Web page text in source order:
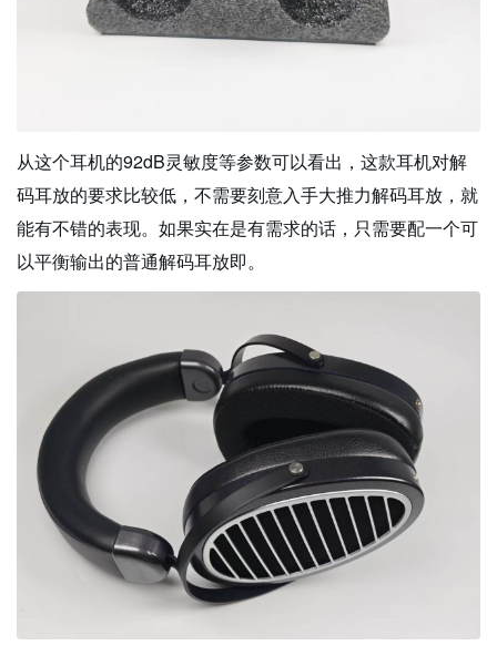
从这个耳机的92dB灵敏度等参数可以看出，这款耳机对解
码耳放的要求比较低，不需要刻意入手大推力解码耳放，就
能有不错的表现。如果实在是有需求的话，只需要配一个可
以平衡输出的普通解码耳放即。